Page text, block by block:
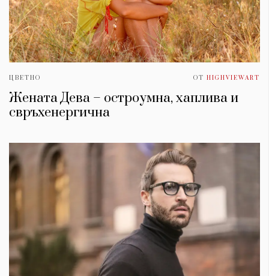
ЦВЕТНО ОТ HIGHVIEWART
Жената Дева – остроумна, хаплива и
свръхенергична